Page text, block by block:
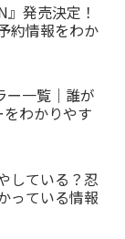
』発売決定！
約情報をわか
ー一覧｜誰が
わかりやす
している？忍
っている情報